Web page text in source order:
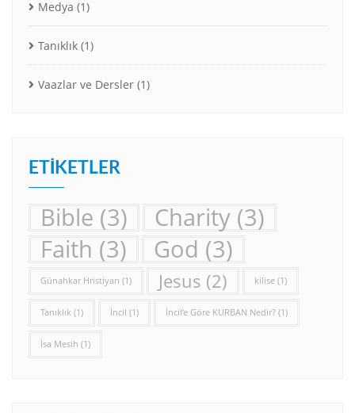
Medya (1)
Tanıklık (1)
Vaazlar ve Dersler (1)
ETIKETLER
Bible (3) Charity (3)
Faith (3) God (3)
Günahkar Hristiyan (1) Jesus (2) kilise (1)
Tanıklık (1) İncil (1) İncil’e Göre KURBAN Nedir? (1)
İsa Mesih (1)